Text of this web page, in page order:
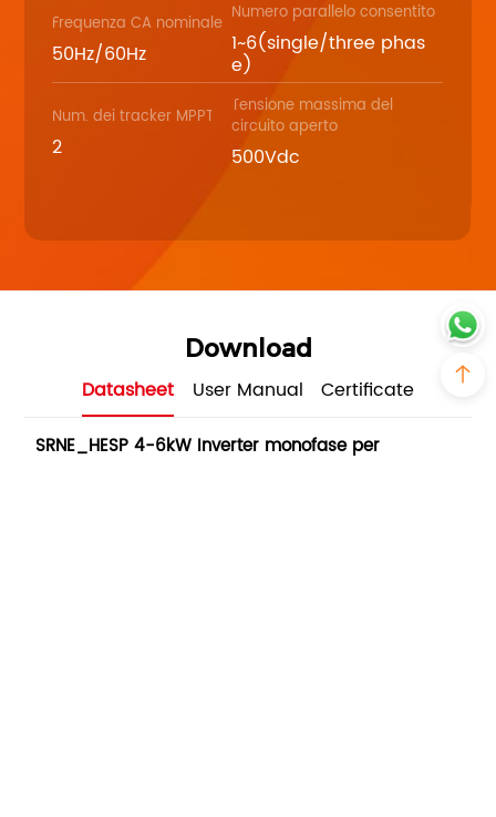
Frequenza CA nominale
50Hz/60Hz
Numero parallelo consentito
1~6(single/three phas
e)
Num. dei tracker MPPT
2
Tensione massima del
circuito aperto
500Vdc
Download
Datasheet User Manual Certificate
SRNE_HESP 4-6kW Inverter monofase per